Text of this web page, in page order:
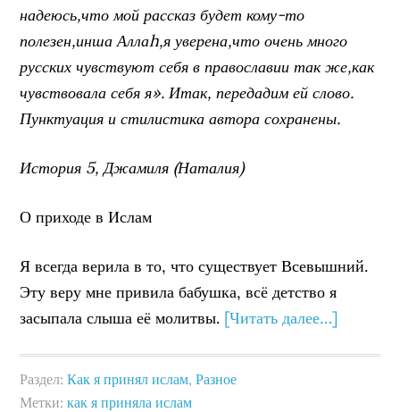
надеюсь,что мой рассказ будет кому-то
полезен,инша Аллаh,я уверена,что очень много
русских чувствуют себя в православии так же,как
чувствовала себя я». Итак, передадим ей слово.
Пунктуация и стилистика автора сохранены.
История 5, Джамиля (Наталия)
О приходе в Ислам
Я всегда верила в то, что существует Всевышний.
Эту веру мне привила бабушка, всё детство я
засыпала слыша её молитвы. [Читать далее…]
Раздел:Как я принял ислам,Разное
Метки:как я приняла ислам